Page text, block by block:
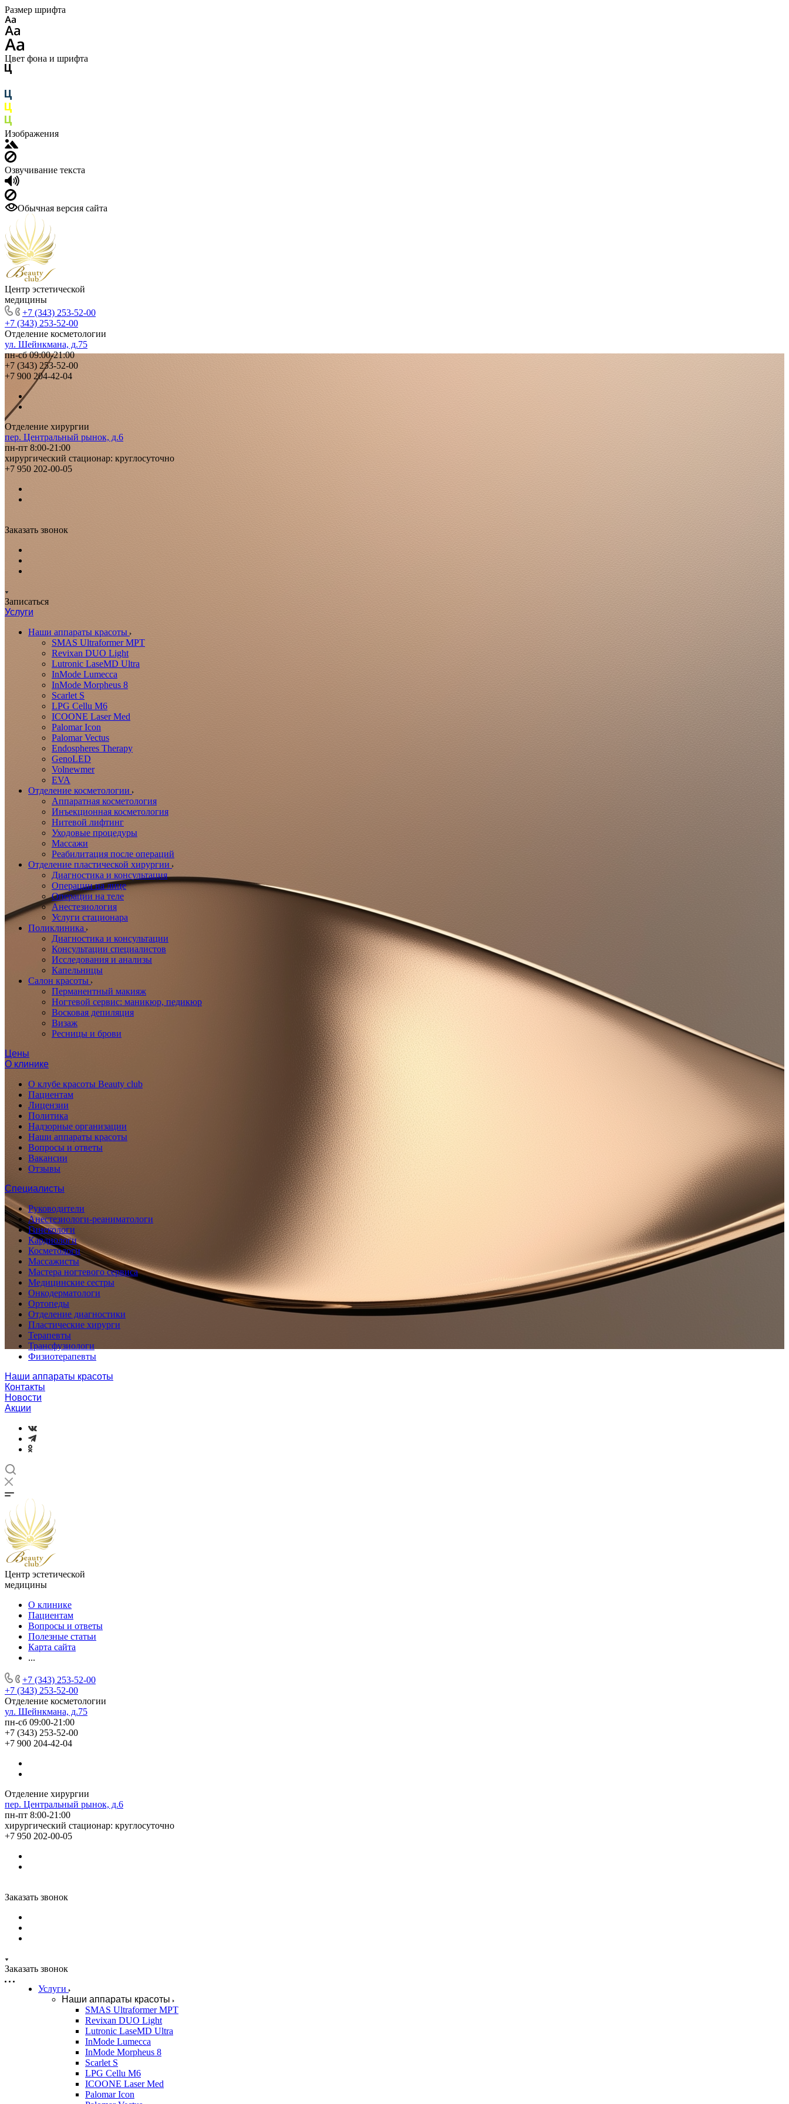
Размер шрифта
Цвет фона и шрифта
Изображения
Озвучивание текста
Обычная версия сайта
Центр эстетической
медицины
+7 (343) 253-52-00
+7 (343) 253-52-00
Отделение косметологии
ул. Шейнкмана, д.75
пн-сб 09:00-21:00
+7 (343) 253-52-00
+7 900 204-42-04
Отделение хирургии
пер. Центральный рынок, д.6
пн-пт 8:00-21:00
хирургический стационар: круглосуточно
+7 950 202-00-05
Заказать звонок
Записаться
Услуги
Наши аппараты красоты
SMAS Ultraformer MPT
Revixan DUO Light
Lutronic LaseMD Ultra
InMode Lumecca
InMode Morpheus 8
Scarlet S
LPG Cellu M6
ICOONE Laser Med
Palomar Icon
Palomar Vectus
Endospheres Therapy
GenoLED
Volnewmer
EVA
Отделение косметологии
Аппаратная косметология
Инъекционная косметология
Нитевой лифтинг
Уходовые процедуры
Массажи
Реабилитация после операций
Отделение пластической хирургии
Диагностика и консультация
Операции на лице
Операции на теле
Анестезиология
Услуги стационара
Поликлиника
Диагностика и консультации
Консультации специалистов
Исследования и анализы
Капельницы
Салон красоты
Перманентный макияж
Ногтевой сервис: маникюр, педикюр
Восковая депиляция
Визаж
Ресницы и брови
Цены
О клинике
О клубе красоты Beauty club
Пациентам
Лицензии
Политика
Надзорные организации
Наши аппараты красоты
Вопросы и ответы
Вакансии
Отзывы
Специалисты
Руководители
Анестезиологи-реаниматологи
Гинекологи
Кардиологи
Косметологи
Массажисты
Мастера ногтевого сервиса
Медицинские сестры
Онкодерматологи
Ортопеды
Отделение диагностики
Пластические хирурги
Терапевты
Трансфузиологи
Физиотерапевты
Наши аппараты красоты
Контакты
Новости
Акции
Центр эстетической
медицины
О клинике
Пациентам
Вопросы и ответы
Полезные статьи
Карта сайта
...
+7 (343) 253-52-00
+7 (343) 253-52-00
Отделение косметологии
ул. Шейнкмана, д.75
пн-сб 09:00-21:00
+7 (343) 253-52-00
+7 900 204-42-04
Отделение хирургии
пер. Центральный рынок, д.6
пн-пт 8:00-21:00
хирургический стационар: круглосуточно
+7 950 202-00-05
Заказать звонок
Заказать звонок
Услуги
Наши аппараты красоты
SMAS Ultraformer MPT
Revixan DUO Light
Lutronic LaseMD Ultra
InMode Lumecca
InMode Morpheus 8
Scarlet S
LPG Cellu M6
ICOONE Laser Med
Palomar Icon